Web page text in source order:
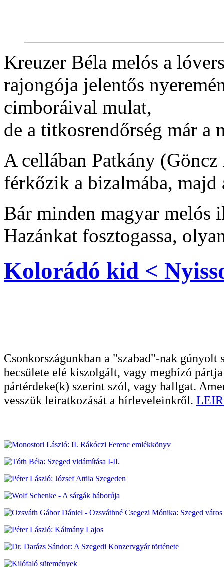
Kreuzer Béla melós a
rajongója jelentős
cimboráival mulat,
de a titkosrendőrség már
A cellában Patkány
férkőzik a bizalmába,
Bár minden magyar melós
Hazánkat fosztogassa,
Kolorádó kid <
Csonkországunkban a "szabad"-nak
becsülete elé kiszolgált, vagy megbízó
pártérdeke(k) szerint szól, vagy hallgat.
vesszük leiratkozását a hírleveleinkről.